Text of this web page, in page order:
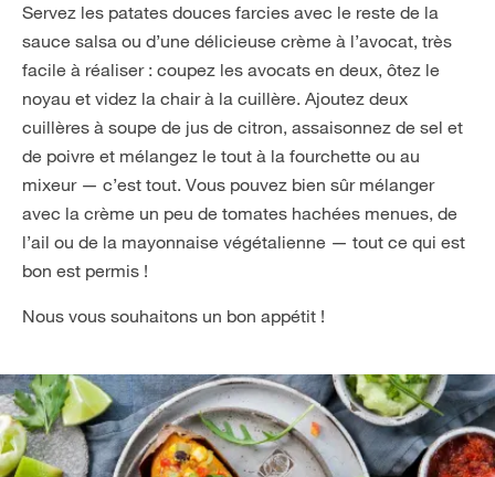
Servez les patates douces farcies avec le reste de la
sauce salsa ou d’une délicieuse crème à l’avocat, très
facile à réaliser : coupez les avocats en deux, ôtez le
noyau et videz la chair à la cuillère. Ajoutez deux
cuillères à soupe de jus de citron, assaisonnez de sel et
de poivre et mélangez le tout à la fourchette ou au
mixeur — c’est tout. Vous pouvez bien sûr mélanger
avec la crème un peu de tomates hachées menues, de
l’ail ou de la mayonnaise végétalienne — tout ce qui est
bon est permis !
Nous vous souhaitons un bon appétit !